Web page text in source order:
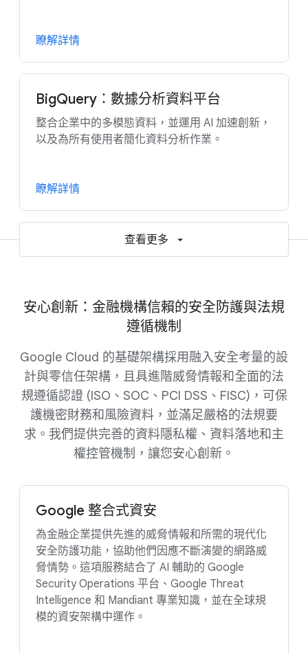
瞭解詳情
BigQuery：數據分析資料平台
整合企業中的多模態資料，並運用 AI 加速創新，
以及為所有使用者簡化資料分析作業。
瞭解詳情
查看更多
安心創新：金融機構信賴的安全防護與法規
遵循機制
Google Cloud 的基礎架構採用融入安全考量的設
計與零信任架構，且具進階威脅情報和全面的法
規遵循認證 (ISO、SOC、PCI DSS、FISC)，可保
護機密財務和風險資料，並滿足嚴格的法規要
求。我們提供完善的資料隱私權、資料落地和主
權控管機制，讓您安心創新。
Google 整合式資安
為金融企業提供先進的威脅情報和所需的現代化
安全防護功能，協助他們因應不斷演變的網路威
脅情勢。這項服務結合了 AI 輔助的 Google
Security Operations 平台、Google Threat
Intelligence 和 Mandiant 專業知識，並在全球規
模的資安架構中運作。